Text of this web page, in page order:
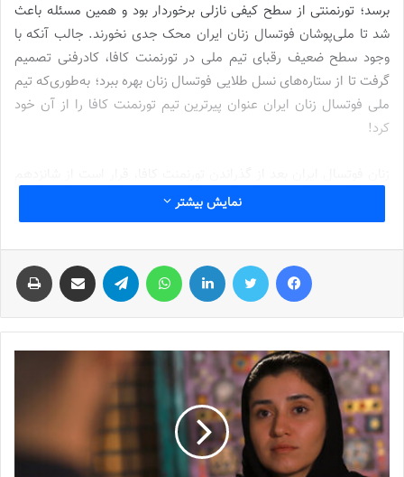
برسد؛ تورنمنتی از سطح کیفی نازلی برخوردار بود و همین مسئله باعث
شد تا ملی‌پوشان فوتسال زنان ایران محک جدی نخورند. جالب آنکه با
وجود سطح ضعیف رقبای تیم ملی در تورنمنت کافا، کادرفنی تصمیم
گرفت تا از ستاره‌های نسل طلایی فوتسال زنان بهره ببرد؛ به‌طوری‌که تیم
ملی فوتسال زنان ایران عنوان پیرترین تیم تورنمنت کافا را از آن خود
کرد!
اسفندماه دور جدید تمرینات خود را آغاز کنند. هنوز به صورت رسمی از
سوی کنفدراسیون فوتبال آسیا خبر احیای تورنمنت جام ملت‌های آسیا
اعلام نشده اما گفته می‌شود که با پیگیری‌های انجام شده قرار است این
تورنمنت در اواسط سال 1403 به انجام برسد. همچنین بعد از برگزاری
رقابت‌های المپیک 2024، قرار است تورنمنت قهرمانی داخل سالن آسیا
برگزار شود و طبق برنامه‌ریزی فیفا، اولین دوره جام جهانی فوتسال زنان
هم سال آینده قرار است به انجام برسد.
درخواست دسته‌جمعی برای همکاری دوباره با صانعی
تیم ملی فوتسال زنان روسیه در سالیان اخیر همواره رقیب تدارکاتی تیم
ملی فوتسال زنان ایران بود اما گفته می‌شود خبری از برگزاری دیدار
دوستانه مقابل این تیم نخواهد بود. مسئولان فدراسیون فوتبال با توجه
نمایش بیشتر